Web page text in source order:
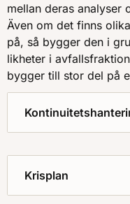
mellan deras analyser
Även om det finns
på, så bygger den i
likheter i
bygger till stor del på
Krisplan